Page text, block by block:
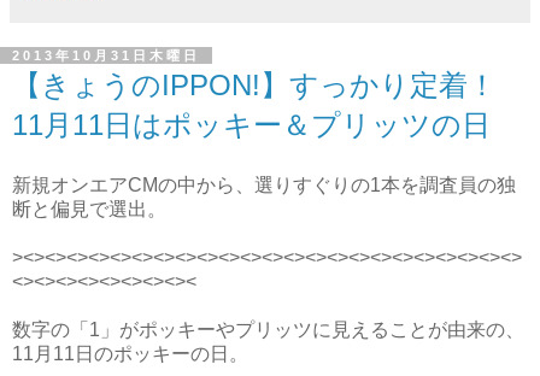
2013年10月31日木曜日
【きょうのIPPON!】すっかり定着！
11月11日はポッキー＆プリッツの日
新規オンエアCMの中から、選りすぐりの1本を調査員の独
断と偏見で選出。
><><><><><><><><><><><><><><><><><><><><><><><>
<><><><><><><><><
数字の「1」がポッキーやプリッツに見えることが由来の、
11月11日のポッキーの日。